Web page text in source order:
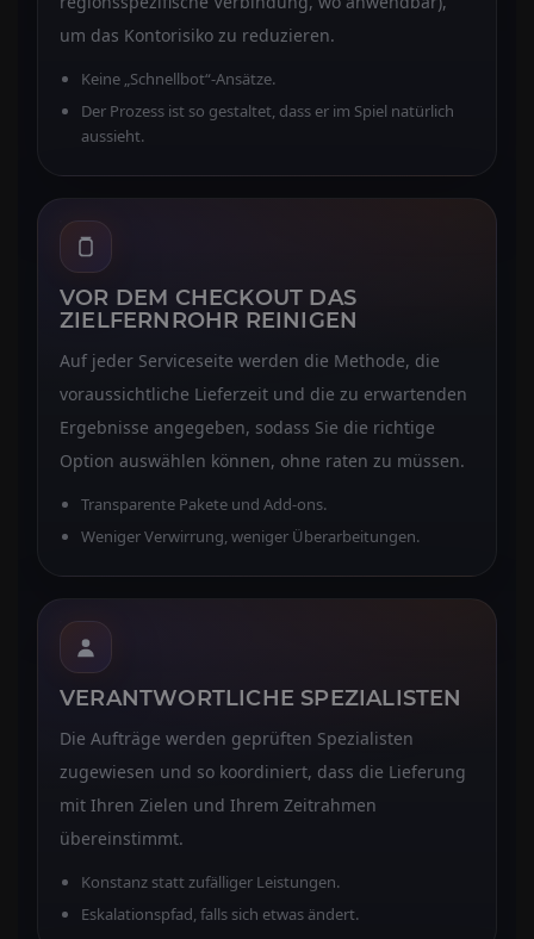
um das Kontorisiko zu reduzieren.
Keine „Schnellbot“-Ansätze.
Der Prozess ist so gestaltet, dass er im Spiel natürlich
aussieht.
VOR DEM CHECKOUT DAS
ZIELFERNROHR REINIGEN
Auf jeder Serviceseite werden die Methode, die
voraussichtliche Lieferzeit und die zu erwartenden
Ergebnisse angegeben, sodass Sie die richtige
Option auswählen können, ohne raten zu müssen.
Transparente Pakete und Add-ons.
Weniger Verwirrung, weniger Überarbeitungen.
VERANTWORTLICHE SPEZIALISTEN
Die Aufträge werden geprüften Spezialisten
zugewiesen und so koordiniert, dass die Lieferung
mit Ihren Zielen und Ihrem Zeitrahmen
übereinstimmt.
Konstanz statt zufälliger Leistungen.
Eskalationspfad, falls sich etwas ändert.